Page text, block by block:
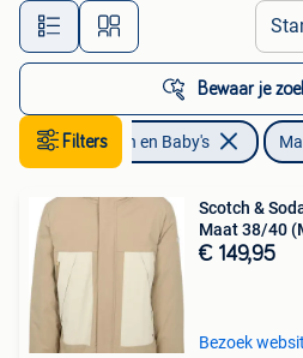
Alle afstanden…
Bewaar je
Filters
Kinderen en Baby's
Scotch &
Maat 38/40
€ 149,95
Bezoek